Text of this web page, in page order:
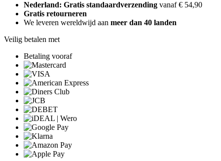
Nederland: Gratis standaardverzending vanaf € 54,90
Gratis retourneren
We leveren wereldwijd aan meer dan 40 landen
Veilig betalen met
Betaling vooraf